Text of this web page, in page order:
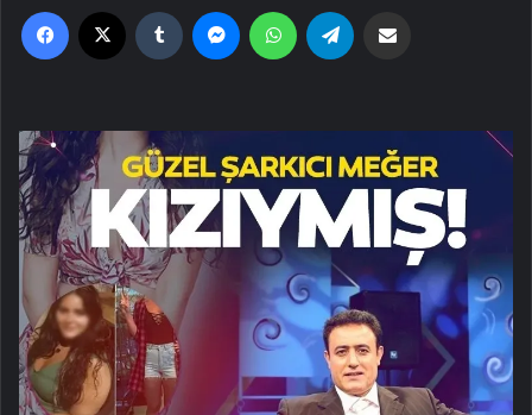
Facebook Tumblr MessengerWhatsApp